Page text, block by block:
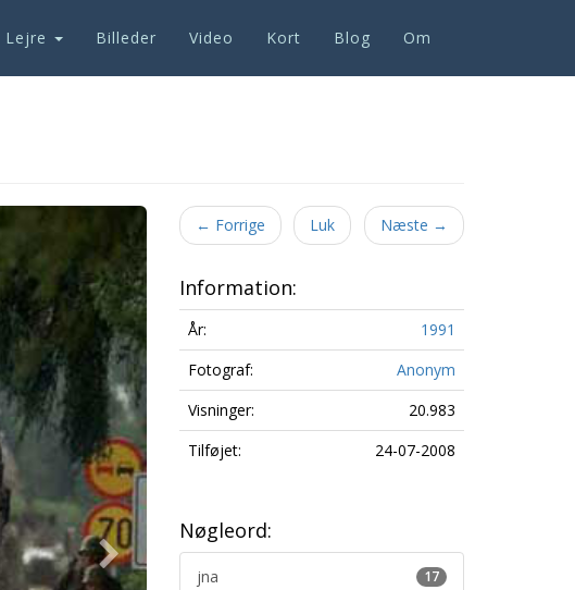
Lejre Billeder Video Kort Blog Om
← Forrige Luk Næste →
Information:
År:
1991
Fotograf:
Anonym
Visninger:
20.983
Tilføjet:
24-07-2008
Nøgleord:
17
jna